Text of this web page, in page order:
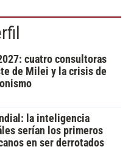
cuatro consultoras
de Milei y la crisis de
la inteligencia
serían los primeros
en ser derrotados